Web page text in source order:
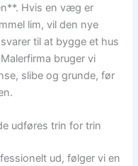
Hvis en væg er
lim, vil den nye
til at bygge et hus
bruger vi
slibe og grunde, før
udføres trin for trin
ud, følger vi en